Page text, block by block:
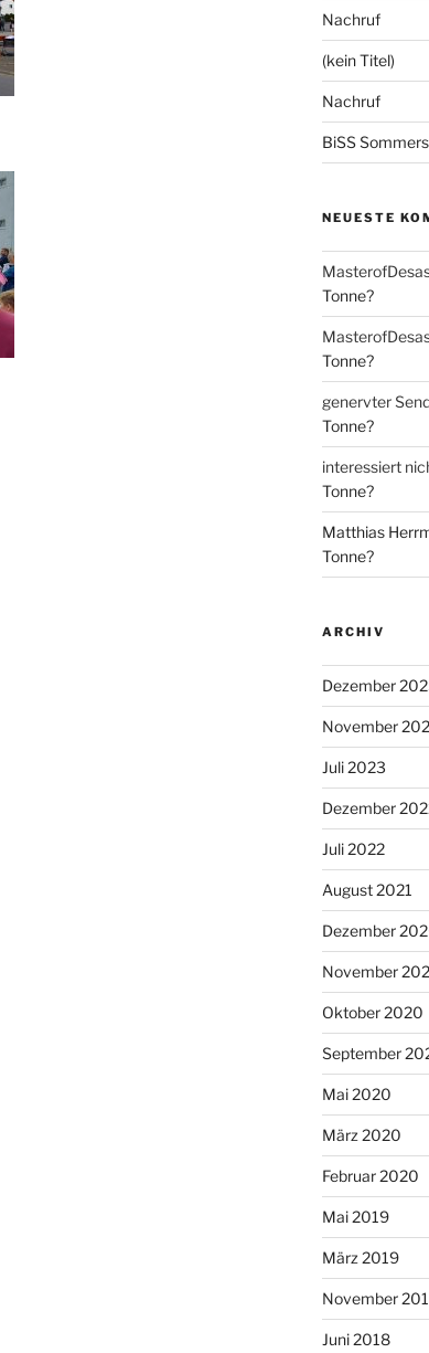
Nachruf
(kein Titel)
Nachruf
BiSS
NEUESTE
Tonne?
Tonne?
genervter
Tonne?
interessiert
Tonne?
Matthias
Tonne?
ARCHIV
Dezember
November
Juli 2023
Dezember
Juli 2022
August 2021
Dezember
November
Oktober 2020
September
Mai 2020
März 2020
Februar 2020
Mai 2019
März 2019
November
Juni 2018